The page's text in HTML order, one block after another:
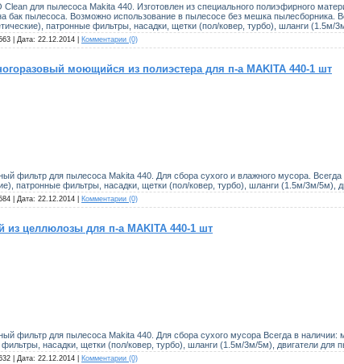
для пылесоса Makita 440. Изготовлен из специального полиэфирного
бак пылесоса. Возможно использование в пылесосе без мешка пылесборника.
патронные фильтры, насадки, щетки (пол/ковер, турбо), шланги (1.5м/
| Дата: 22.12.2014 Комментарии (0)
моющийся из полиэстера для п-а MAKITA 440-1 шт
фильтр для пылесоса Makita 440. Для сбора сухого и влажного мусора.
патронные фильтры, насадки, щетки (пол/ковер, турбо), шланги (1.5м/3м/5м),
| Дата: 22.12.2014 Комментарии (0)
из целлюлозы для п-а MAKITA 440-1 шт
фильтр для пылесоса Makita 440. Для сбора сухого мусора Всегда в
насадки, щетки (пол/ковер, турбо), шланги (1.5м/3м/5м), двигатели для
| Дата: 22.12.2014 Комментарии (0)